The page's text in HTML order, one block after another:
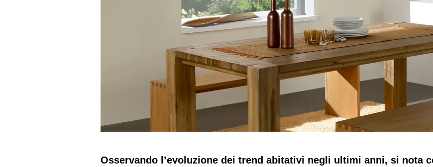
Osservando l’evoluzione dei trend abitativi negli ultimi anni, si nota